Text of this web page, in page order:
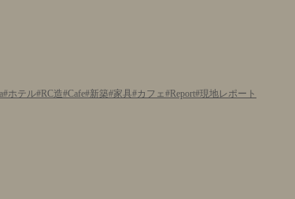
ホテル RC造 Cafe 新築 家具 カフェ Report 現地レポート